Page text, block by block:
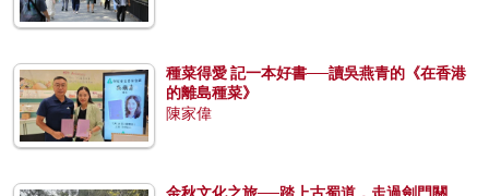
種菜得愛 記一本好書──讀吳燕青的《在香港
的離島種菜》
陳家偉
金秋文化之旅──踏上古蜀道，走過劍門關